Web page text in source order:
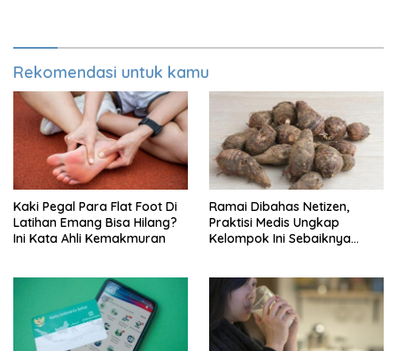
Rekomendasi untuk kamu
Kaki Pegal Para Flat Foot Di
Latihan Emang Bisa Hilang?
Ini Kata Ahli Kemakmuran
Ramai Dibahas Netizen,
Praktisi Medis Ungkap
Kelompok Ini Sebaiknya